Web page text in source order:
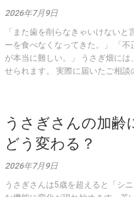
2026年7月9日
「また歯を削らなきゃいけない
ーを食べなくなってきた。」 「
が本当に難しい。」 うさぎ畑に
せられます。 実際に届いたご相談
うさぎさんの加齢
どう変わる？
2026年7月9日
うさぎさんは5歳を超えると「シ